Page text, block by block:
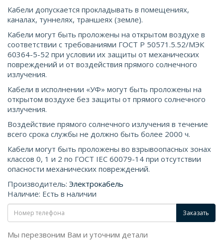
Кабели допускается прокладывать в помещениях,
каналах, туннелях, траншеях (земле).
Кабели могут быть проложены на открытом воздухе в
соответствии с требованиями ГОСТ Р 50571.5.52/МЭК
60364-5-52 при условии их защиты от механических
повреждений и от воздействия прямого солнечного
излучения.
Кабели в исполнении «УФ» могут быть проложены на
открытом воздухе без защиты от прямого солнечного
излучения.
Воздействие прямого солнечного излучения в течение
всего срока службы не должно быть более 2000 ч.
Кабели могут быть проложены во взрывоопасных зонах
классов 0, 1 и 2 по ГОСТ IEС 60079-14 при отсутствии
опасности механических повреждений.
Производитель: Электрокабель
Наличие: Есть в наличии
Заказать
Мы перезвоним Вам и уточним детали